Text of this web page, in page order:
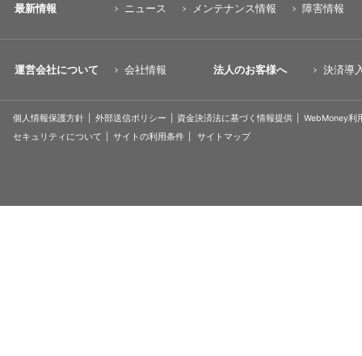
最新情報 ニュース メンテナンス情報 障害情報
運営会社について 会社情報 法人のお客様へ 決済導
個人情報保護方針 外部送信ポリシー 資金決済法に基づく情報提供
WebMoney利
セキュリティについて
サイトの利用条件 サイトマップ